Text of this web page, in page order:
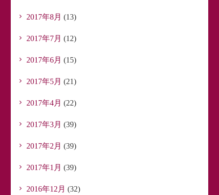
2017年8月 (13)
2017年7月 (12)
2017年6月 (15)
2017年5月 (21)
2017年4月 (22)
2017年3月 (39)
2017年2月 (39)
2017年1月 (39)
2016年12月 (32)